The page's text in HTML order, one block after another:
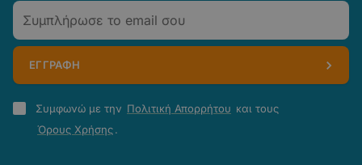
Email
ΕΓΓΡΑΦΗ
Πολιτική
Απορρήτου
Συμφωνώ με την Πολιτική Απορρήτου και τους
Όρους Χρήσης.